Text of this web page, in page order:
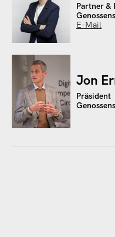
Partner &
E-Mail
Jon
Präsident